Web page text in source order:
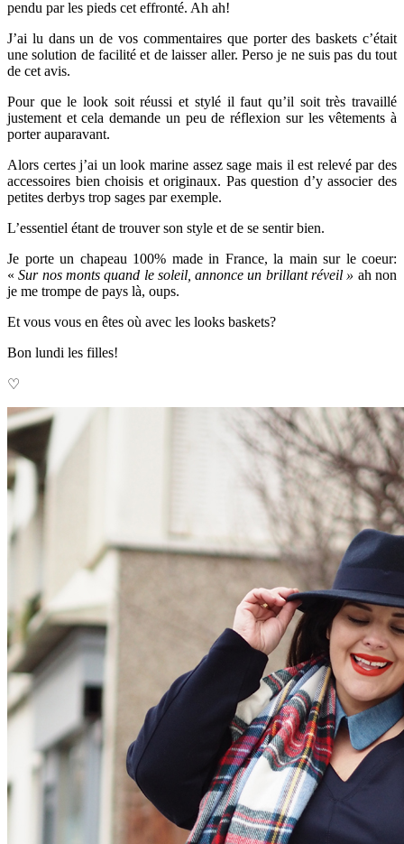
pendu par les pieds cet effronté. Ah ah!
J’ai lu dans un de vos commentaires queporter des baskets c’était
une solution de facilité et de laisser aller. Perso je ne suis pas du tout
de cet avis.
Pour que le look soit réussi et stylé il faut qu’il soit très travaillé
justement et cela demande un peu de réflexion sur les vêtements à
porter auparavant.
Alors certes j’ai un look marine assez sage mais il est relevé par des
accessoires bien choisis et originaux. Pas question d’y associer des
petites derbys trop sages par exemple.
L’essentiel étant de trouver son style et de se sentir bien.
Je porte un chapeau 100% made in France, la main sur le coeur:
«Sur nos monts quand le soleil, annonce un brillant réveil » ah non
je me trompe de pays là, oups.
Et vous vous en êtes où avec les looks baskets?
Bon lundi les filles!
♡